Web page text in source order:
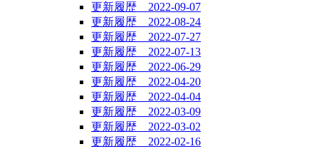
更新履歴 2022-09-07
更新履歴 2022-08-24
更新履歴 2022-07-27
更新履歴 2022-07-13
更新履歴 2022-06-29
更新履歴 2022-04-20
更新履歴 2022-04-04
更新履歴 2022-03-09
更新履歴 2022-03-02
更新履歴 2022-02-16